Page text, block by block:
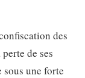
des
de ses
sous une forte